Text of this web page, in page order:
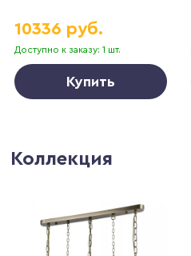
Доступно к заказу: 1 шт.
10336 руб.
Купить
Коллекция